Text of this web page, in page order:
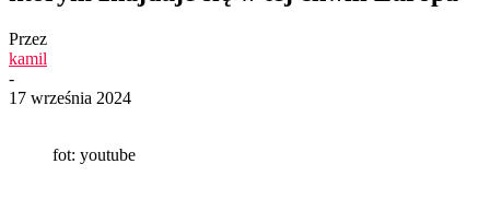
Przez
kamil
-
17 września 2024
fot: youtube